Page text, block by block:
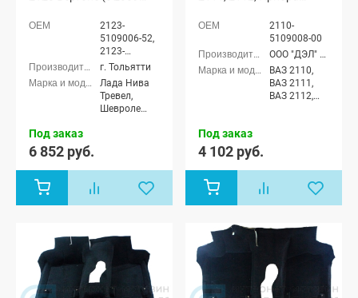
(черный)
2123-
5109006-52,
2123-
5109040-52
г. Тольятти
Лада Нива
Тревел,
Шевроле
Под заказ
6 852 руб.
2110-
5109008-00
ООО "ДЭЛ" г. Сызрань
ВАЗ 2110,
ВАЗ 2111,
ВАЗ 2112,
универсал
(ВАЗ 2171),
хэтчбек (ВАЗ
Под заказ
4 102 руб.